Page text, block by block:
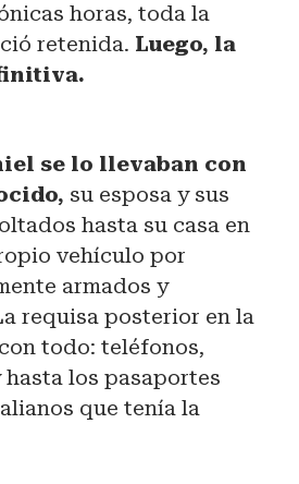
horas, toda la
retenida. Luego, la
se lo llevaban con
su esposa y sus
hasta su casa en
vehículo por
armados y
requisa posterior en la
todo: teléfonos,
los pasaportes
que tenía la